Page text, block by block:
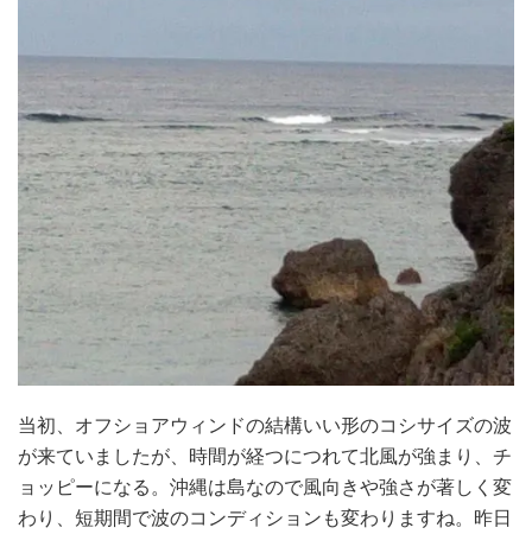
当初、オフショアウィンドの結構いい形のコシサイズの波
が来ていましたが、時間が経つにつれて北風が強まり、チ
ョッピーになる。沖縄は島なので風向きや強さが著しく変
わり、短期間で波のコンディションも変わりますね。昨日